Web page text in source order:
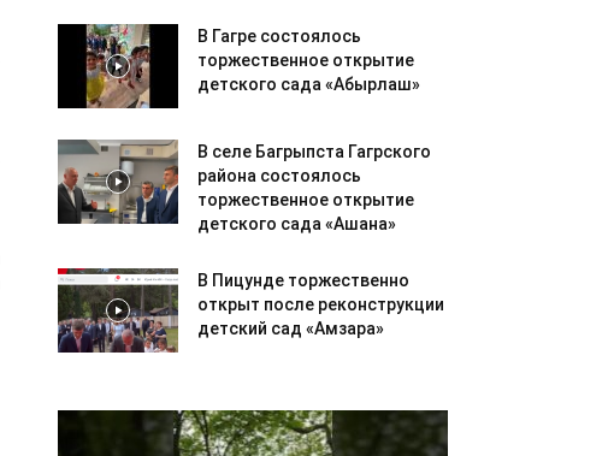
В Гагре состоялось
торжественное открытие
детского сада «Абырлаш»
В селе Багрыпста Гагрского
района состоялось
торжественное открытие
детского сада «Ашана»
В Пицунде торжественно
открыт после реконструкции
детский сад «Амзара»